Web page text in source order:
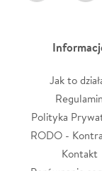
Jak to
Regulamin
Polityka
RODO -
Kontakt